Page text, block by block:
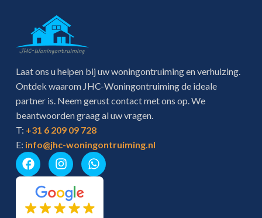
Laat ons u helpen bij uw woningontruiming en verhuizing.
Ontdek waarom JHC-Woningontruiming de ideale
partner is. Neem gerust contact met ons op. We
beantwoorden graag al uw vragen.
T: +31 6 209 09 728
E: info@jhc-woningontruiming.nl